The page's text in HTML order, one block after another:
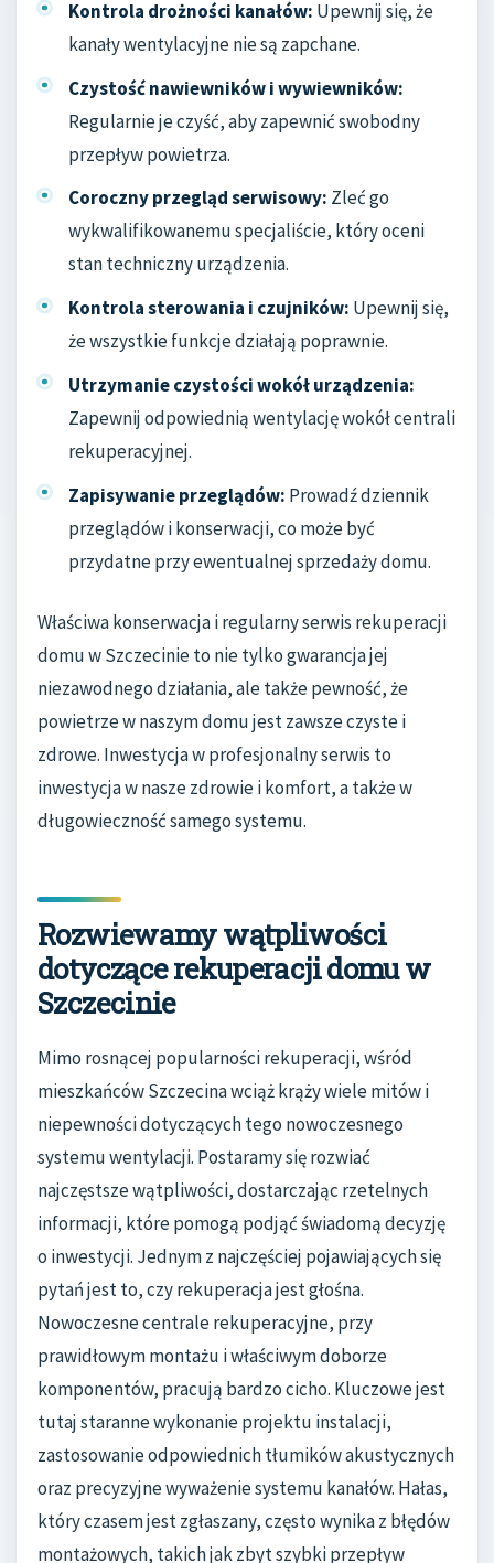
Kontrola drożności kanałów: Upewnij się, że
kanały wentylacyjne nie są zapchane.
Czystość nawiewników i wywiewników:
Regularnie je czyść, aby zapewnić swobodny
przepływ powietrza.
Coroczny przegląd serwisowy: Zleć go
wykwalifikowanemu specjaliście, który oceni
stan techniczny urządzenia.
Kontrola sterowania i czujników: Upewnij się,
że wszystkie funkcje działają poprawnie.
Utrzymanie czystości wokół urządzenia:
Zapewnij odpowiednią wentylację wokół centrali
rekuperacyjnej.
Zapisywanie przeglądów: Prowadź dziennik
przeglądów i konserwacji, co może być
przydatne przy ewentualnej sprzedaży domu.
Właściwa konserwacja i regularny serwis rekuperacji
domu w Szczecinie to nie tylko gwarancja jej
niezawodnego działania, ale także pewność, że
powietrze w naszym domu jest zawsze czyste i
zdrowe. Inwestycja w profesjonalny serwis to
inwestycja w nasze zdrowie i komfort, a także w
długowieczność samego systemu.
Rozwiewamy wątpliwości
dotyczące rekuperacji domu w
Szczecinie
Mimo rosnącej popularności rekuperacji, wśród
mieszkańców Szczecina wciąż krąży wiele mitów i
niepewności dotyczących tego nowoczesnego
systemu wentylacji. Postaramy się rozwiać
najczęstsze wątpliwości, dostarczając rzetelnych
informacji, które pomogą podjąć świadomą decyzję
o inwestycji. Jednym z najczęściej pojawiających się
pytań jest to, czy rekuperacja jest głośna.
Nowoczesne centrale rekuperacyjne, przy
prawidłowym montażu i właściwym doborze
komponentów, pracują bardzo cicho. Kluczowe jest
tutaj staranne wykonanie projektu instalacji,
zastosowanie odpowiednich tłumików akustycznych
oraz precyzyjne wyważenie systemu kanałów. Hałas,
który czasem jest zgłaszany, często wynika z błędów
montażowych, takich jak zbyt szybki przepływ